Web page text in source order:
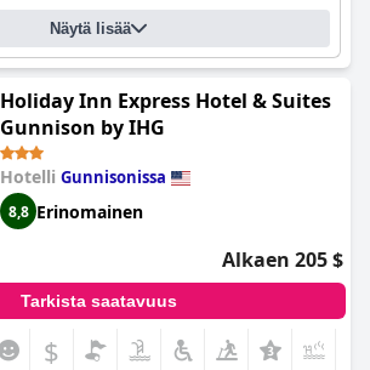
Näytä lisää
Holiday Inn Express Hotel & Suites
Gunnison by IHG
Hotelli Gunnisonissa
8,8 Erinomainen
Alkaen 205 $
Tarkista saatavuus
$